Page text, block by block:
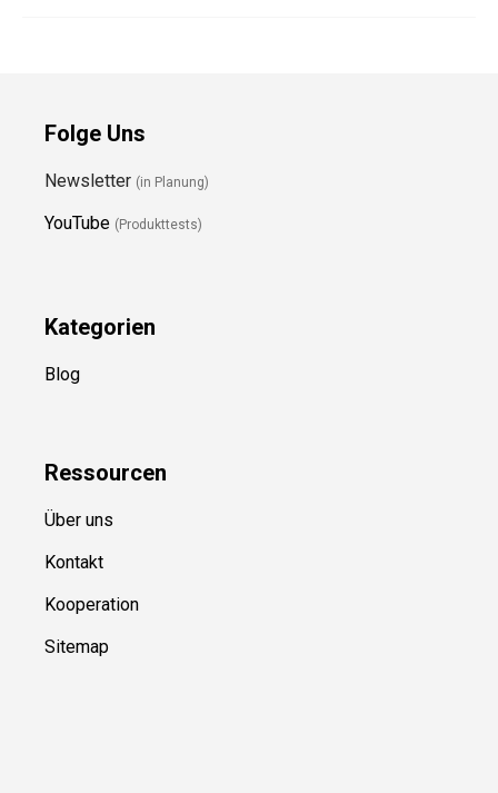
Folge Uns
Newsletter (in Planung)
YouTube (Produkttests)
Kategorien
Blog
Ressourcen
Über uns
Kontakt
Kooperation
Sitemap